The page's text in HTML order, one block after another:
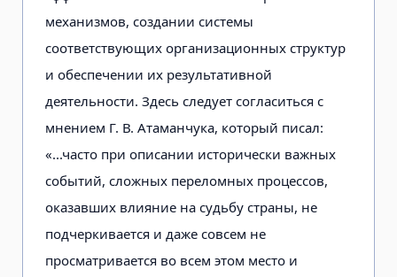
механизмов, создании системы
соответствующих организационных структур
и обеспечении их результативной
деятельности. Здесь следует согласиться с
мнением Г. В. Атаманчука, который писал:
«...часто при описании исторически важных
событий, сложных переломных процессов,
оказавших влияние на судьбу страны, не
подчеркивается и даже совсем не
просматривается во всем этом место и